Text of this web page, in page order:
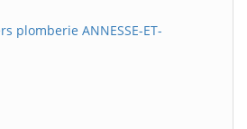
plomberie ANNESSE-ET-